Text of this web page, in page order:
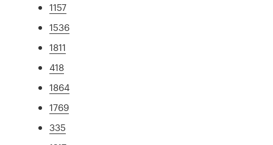
1157
1536
1811
418
1864
1769
335